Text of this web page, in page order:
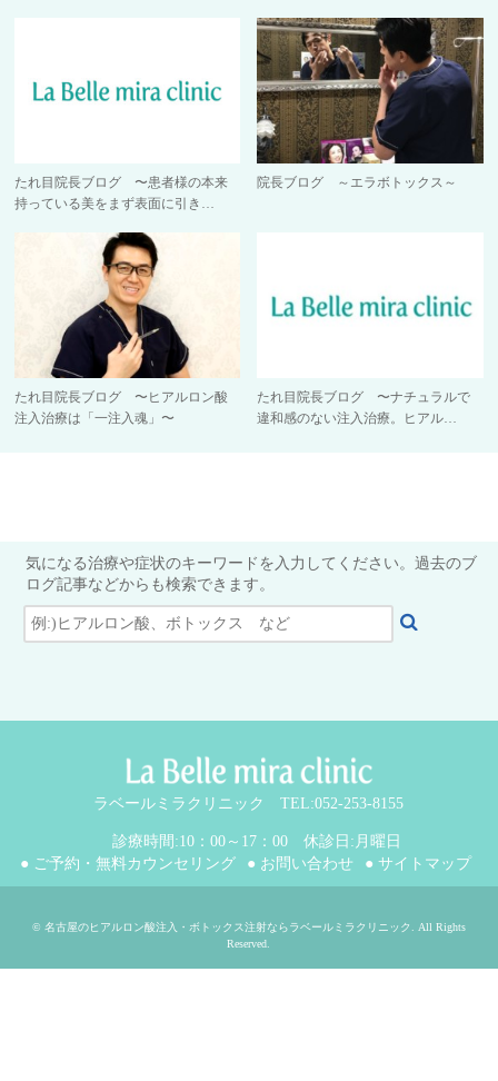
たれ目院長ブログ 〜患者様の本来
持っている美をまず表面に引き…
院長ブログ ～エラボトックス～
たれ目院長ブログ 〜ヒアルロン酸
注入治療は「一注入魂」〜
たれ目院長ブログ 〜ナチュラルで
違和感のない注入治療。ヒアル…
気になる治療や症状のキーワードを入力してください。過去のブ
ログ記事などからも検索できます。
ラベールミラクリニック TEL:052-253-8155
診療時間:10：00～17：00 休診日:月曜日
● ご予約・無料カウンセリング
● お問い合わせ ● サイトマップ
© 名古屋のヒアルロン酸注入・ボトックス注射ならラベールミラクリニック
. All Rights
Reserved.